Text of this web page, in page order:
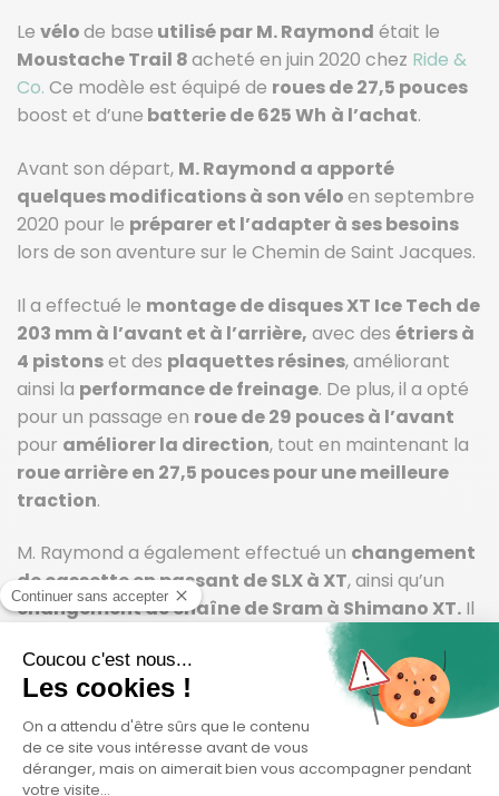
Le vélode base utilisé par M. Raymond était le
Moustache Trail 8acheté en juin 2020 chez Ride &
Co. Ce modèle est équipé de roues de 27,5 pouces
boost et d’une batterie de 625 Wh à l’achat.
Avant son départ, M. Raymond a apporté
quelques modifications à son véloen septembre
2020 pour le préparer et l’adapter à ses besoins
lors de son aventure sur le Chemin de Saint Jacques.
Il a effectué le montage de disques XT Ice Tech de
203 mm à l’avant et à l’arrière, avec des étriers à
4 pistonset des plaquettes résines, améliorant
ainsi la performance de freinage. De plus, il a opté
pour un passage en roue de 29 pouces à l’avant
pour améliorer la direction, tout en maintenant la
roue arrière en 27,5 pouces pour une meilleure
traction.
M. Raymond a également effectué un changement
de cassette en passant de SLX à XT, ainsi qu’un
changement de chaîne de Sram à Shimano XT. Il
selle morphologique SMP Trek
Gelpour un meilleur confort tout au long de son
voyage.
Et enfin, il a réalisé unemise à niveau du moteur
Boschpour passer de75 Nm à 85 Nm, lui offrant une